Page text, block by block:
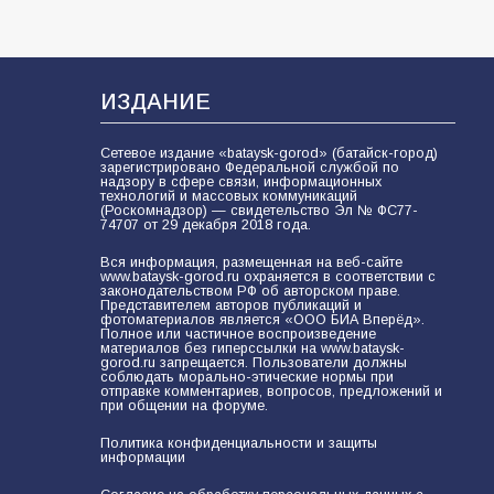
ИЗДАНИЕ
Сетевое издание «bataysk-gorod» (батайск-город)
зарегистрировано Федеральной службой по
надзору в сфере связи, информационных
технологий и массовых коммуникаций
(Роскомнадзор) — свидетельство Эл № ФС77-
74707 от 29 декабря 2018 года.
Вся информация, размещенная на веб-сайте
www.bataysk-gorod.ru охраняется в соответствии с
законодательством РФ об авторском праве.
Представителем авторов публикаций и
фотоматериалов является «ООО БИА Вперёд».
Полное или частичное воспроизведение
материалов без гиперссылки на www.bataysk-
gorod.ru запрещается. Пользователи должны
соблюдать морально-этические нормы при
отправке комментариев, вопросов, предложений и
при общении на форуме.
Политика конфиденциальности и защиты
информации